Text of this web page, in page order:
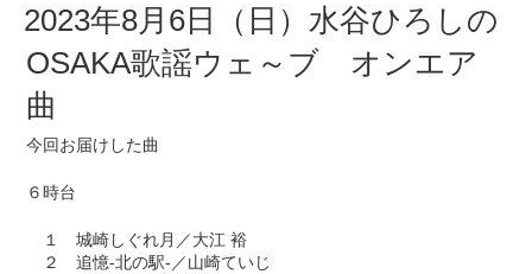
2023年8月6日（日）水谷ひろしの
OSAKA歌謡ウェ～ブ オンエア
曲
今回お届けした曲
６時台
１ 城崎しぐれ月／大江 裕
２ 追憶-北の駅-／山崎ていじ